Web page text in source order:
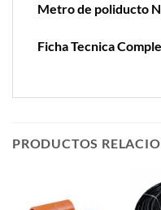
Metro de poliducto
Ficha Tecnica
PRODUCTOS